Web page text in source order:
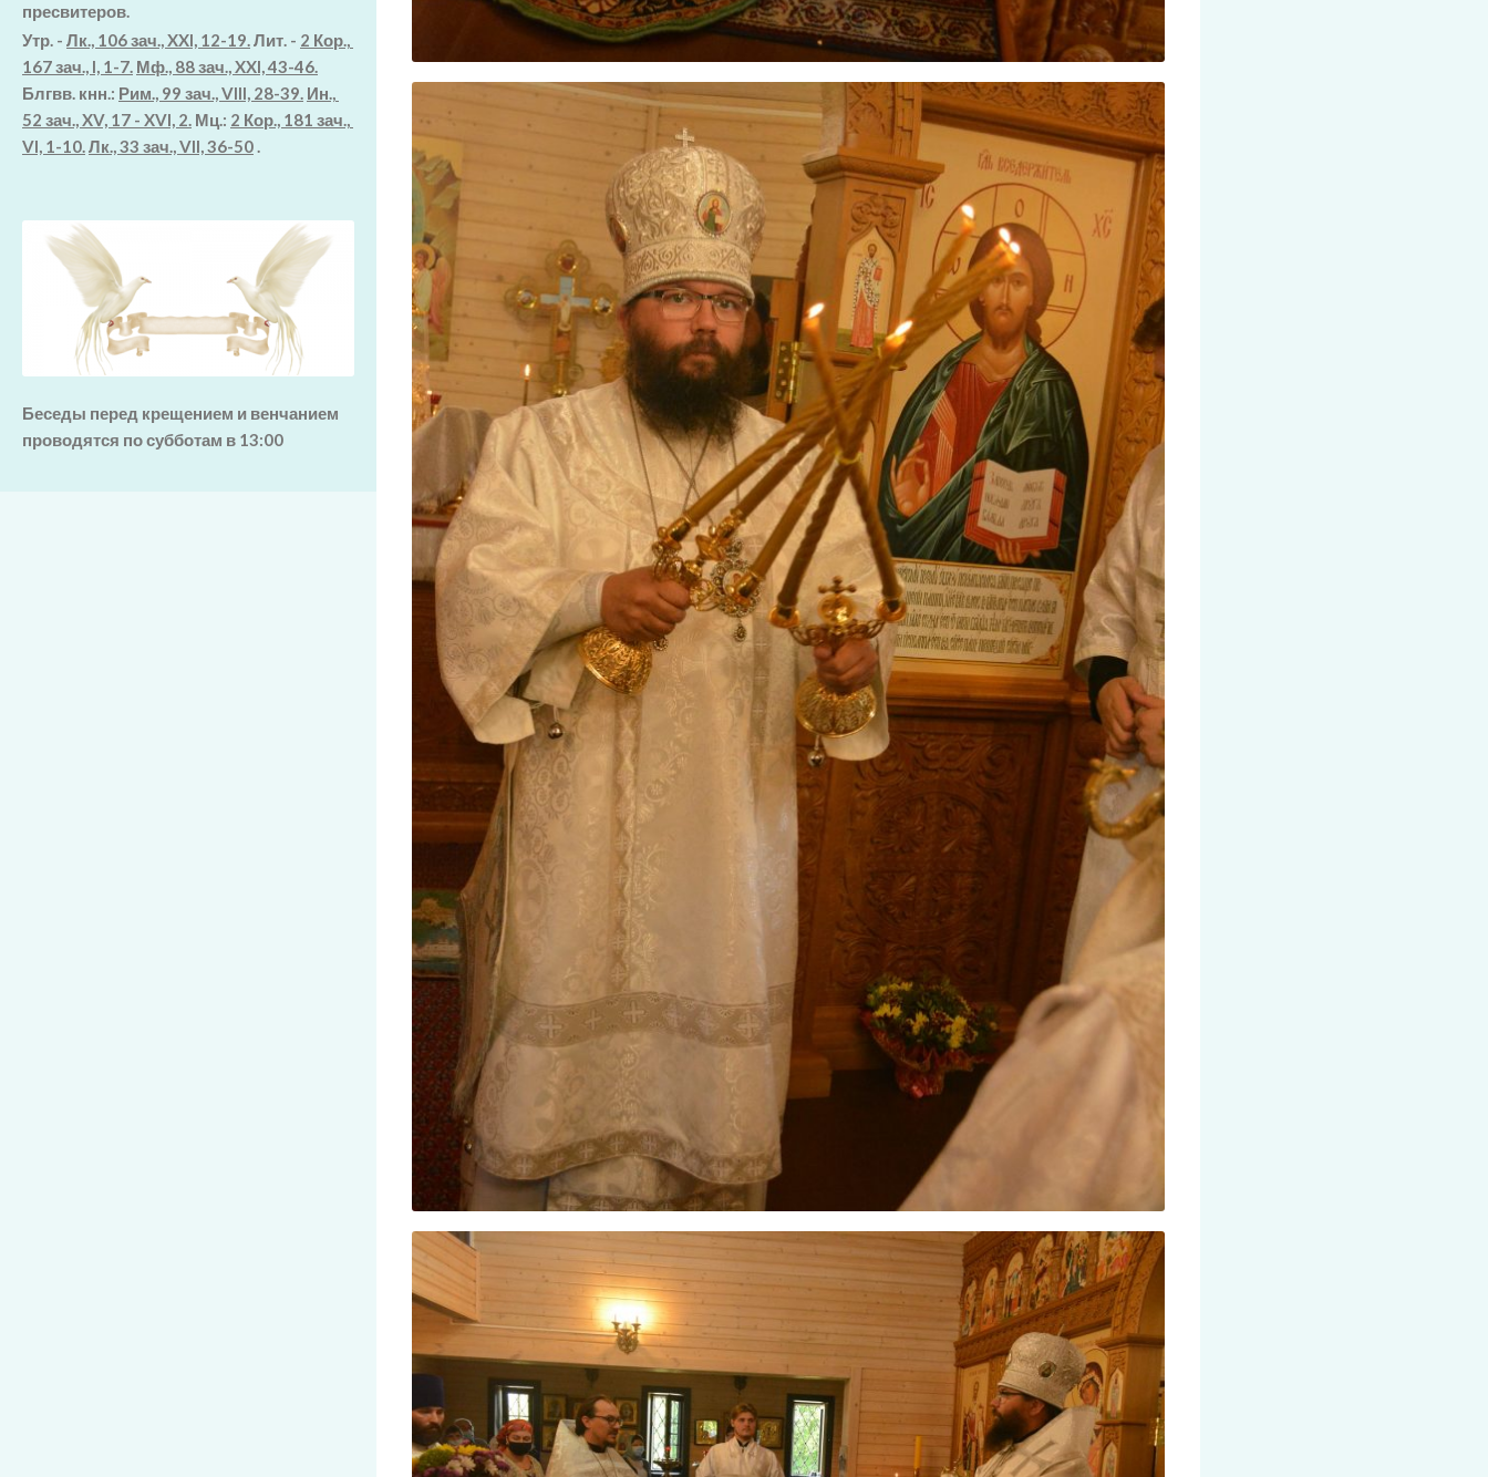
пресвитеров.
Утр. - Лк., 106 зач., XXI, 12-19.Лит. - 2 Кор.,
167 зач., I, 1-7. Мф., 88 зач., XXI, 43-46.
Блгвв. кнн.: Рим., 99 зач., VIII, 28-39. Ин.,
52 зач., XV, 17 - XVI, 2. Мц.: 2 Кор., 181 зач.,
VI, 1-10.Лк., 33 зач., VII, 36-50.
Беседы перед крещением и венчанием
проводятся по субботам в 13:00